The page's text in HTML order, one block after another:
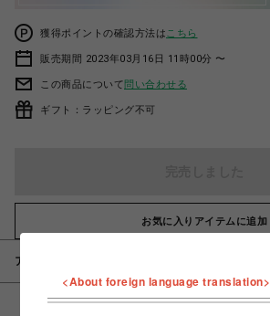
獲得ポイントの確認方法は こちら
販売期間 2023年03月16日 11時00分 〜
この商品について問い合わせる
ギフト：ラッピング不可
お気に入りアイテムに追加
アイテム説明 / 素材
<About foreign language translation>